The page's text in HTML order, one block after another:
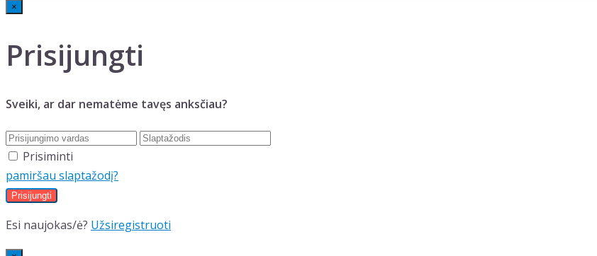
×
Prisijungti
Sveiki, ar dar nematėme tavęs anksčiau?
Prisiminti
pamiršau slaptažodį?
Esi naujokas/ė? Užsiregistruoti